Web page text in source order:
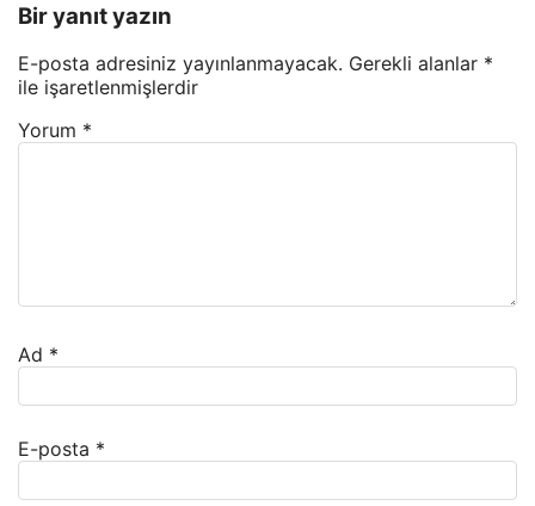
Bir yanıt yazın
E-posta adresiniz yayınlanmayacak. Gerekli alanlar *
ile işaretlenmişlerdir
Yorum *
Ad *
E-posta *